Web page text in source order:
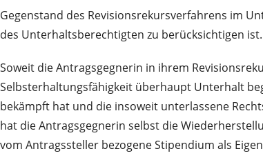
Gegenstand des Revisionsrekursverfahrens im
des Unterhaltsberechtigten zu berücksichtigen ist.
Soweit die Antragsgegnerin in ihrem
Selbsterhaltungsfähigkeit überhaupt Unterhalt
bekämpft hat und die insoweit unterlassene
hat die Antragsgegnerin selbst die
vom Antragssteller bezogene Stipendium als